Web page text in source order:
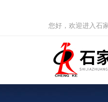
您好，欢迎进入石